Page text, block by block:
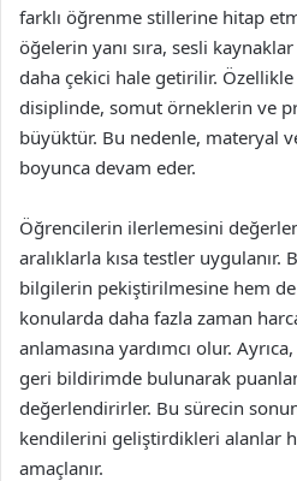
farklı öğrenme stillerine hitap
öğelerin yanı sıra, sesli
daha çekici hale getirilir.
disiplinde, somut örneklerin ve
büyüktür. Bu nedenle, materyal
boyunca devam eder.
Öğrencilerin ilerlemesini
aralıklarla kısa testler uygulanır.
bilgilerin pekiştirilmesine hem
konularda daha fazla zaman
anlamasına yardımcı olur.
geri bildirimde bulunarak
değerlendirirler. Bu sürecin
kendilerini geliştirdikleri alanlar
amaçlanır.